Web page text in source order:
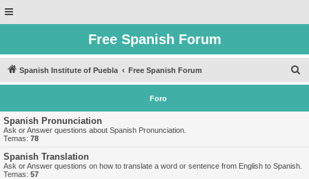
Free Spanish Forum
Spanish Institute of Puebla Free Spanish Forum
u
Foro
Spanish Pronunciation
Ask or Answer questions about Spanish Pronunciation.
Temas: 78
Spanish Translation
Ask or Answer questions on how to translate a word or sentence from English to Spanish.
Temas: 57